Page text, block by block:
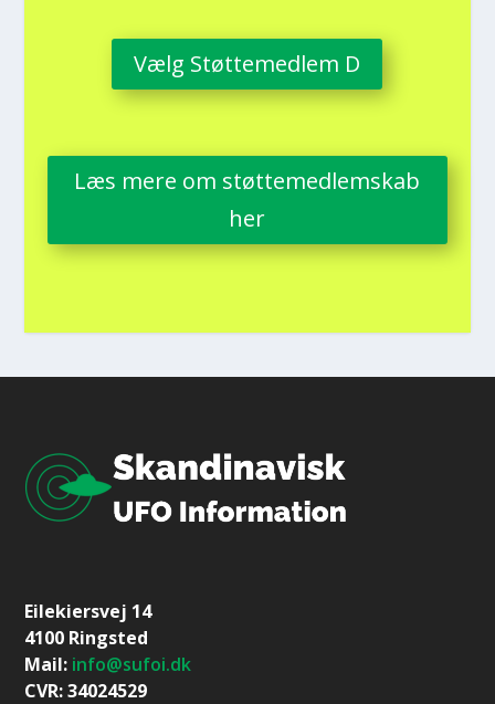
Vælg Støt­te­med­lem D
Læs mere om støt­te­med­lem­skab
her
Eilekiersvej 14
4100 Ringsted
Mail: info@sufoi.dk
CVR: 34024529